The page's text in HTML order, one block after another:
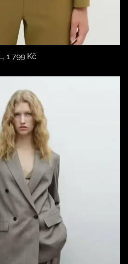
1 799 Kč